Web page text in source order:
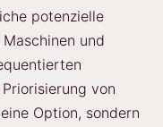
potenzielle
und
von
Option, sondern